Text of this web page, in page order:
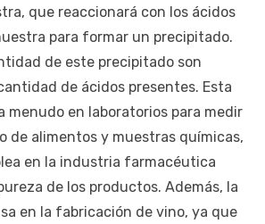
que reaccionará con los ácidos
para formar un precipitado.
de este precipitado son
de ácidos presentes. Esta
menudo en laboratorios para medir
de alimentos y muestras químicas,
en la industria farmacéutica
de los productos. Además, la
en la fabricación de vino, ya que